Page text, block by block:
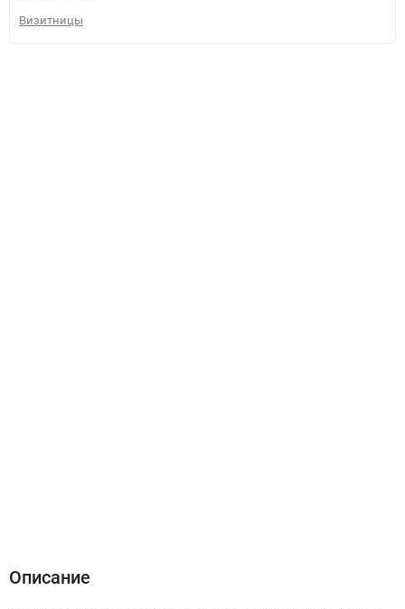
Визитницы
Описание